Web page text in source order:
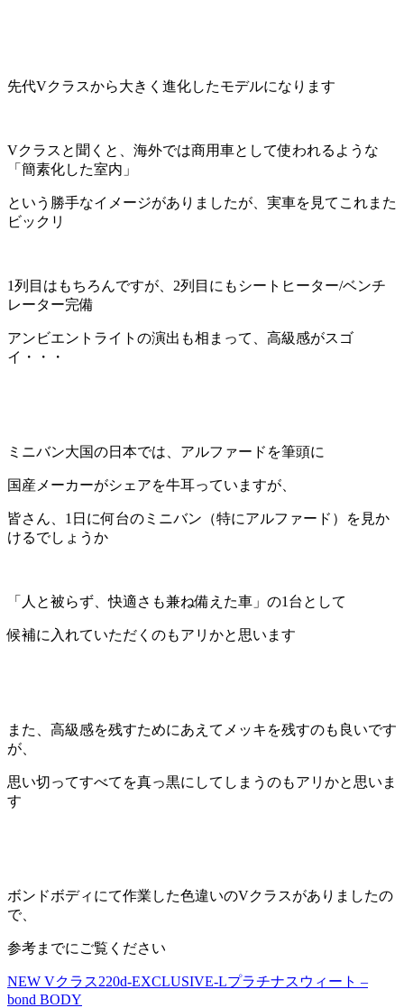
先代Vクラスから大きく進化したモデルになります
Vクラスと聞くと、海外では商用車として使われるような
「簡素化した室内」
という勝手なイメージがありましたが、実車を見てこれまた
ビックリ
1列目はもちろんですが、2列目にもシートヒーター/ベンチ
レーター完備
アンビエントライトの演出も相まって、高級感がスゴ
イ・・・
ミニバン大国の日本では、アルファードを筆頭に
国産メーカーがシェアを牛耳っていますが、
皆さん、1日に何台のミニバン（特にアルファード）を見か
けるでしょうか
「人と被らず、快適さも兼ね備えた車」の1台として
候補に入れていただくのもアリかと思います
また、高級感を残すためにあえてメッキを残すのも良いです
が、
思い切ってすべてを真っ黒にしてしまうのもアリかと思いま
す
ボンドボディにて作業した色違いのVクラスがありましたの
で、
参考までにご覧ください
NEW Vクラス220d-EXCLUSIVE-Lプラチナスウィート –
bond BODY